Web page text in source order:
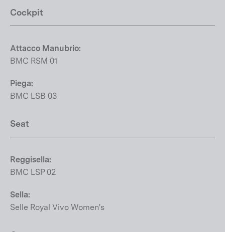
Cockpit
Attacco Manubrio:
BMC RSM 01
Piega:
BMC LSB 03
Seat
Reggisella:
BMC LSP 02
Sella:
Selle Royal Vivo Women's